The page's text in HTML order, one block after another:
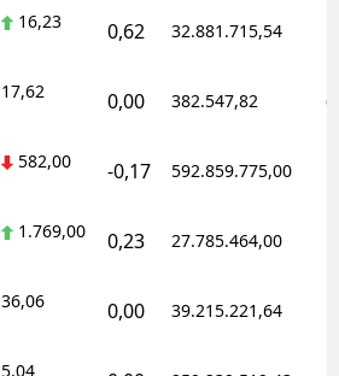
16,23 0,62 32.881.715,54
17,62 0,00 382.547,82
582,00 -0,17 592.859.775,00
1.769,00 0,23 27.785.464,00
36,06 0,00 39.215.221,64
5,04